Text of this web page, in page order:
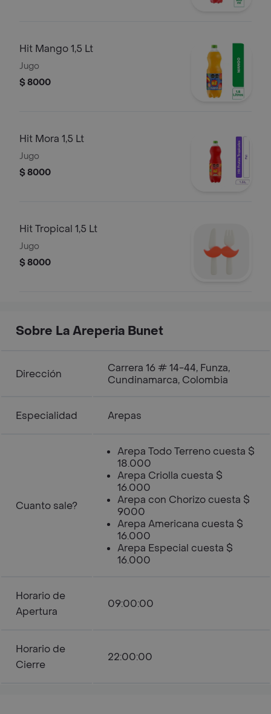
Hit Mango 1,5 Lt
Jugo
$ 8000
Hit Mora 1,5 Lt
Jugo
$ 8000
Hit Tropical 1,5 Lt
Jugo
$ 8000
Sobre La Areperia Bunet
Dirección
Carrera 16 # 14-44, Funza,
Cundinamarca, Colombia
Especialidad Arepas
Cuanto sale?
Arepa Todo Terreno cuesta $
18.000
Arepa Criolla cuesta $
16.000
Arepa con Chorizo cuesta $
9000
Arepa Americana cuesta $
16.000
Arepa Especial cuesta $
16.000
Horario de
Apertura
09:00:00
Horario de
Cierre
22:00:00